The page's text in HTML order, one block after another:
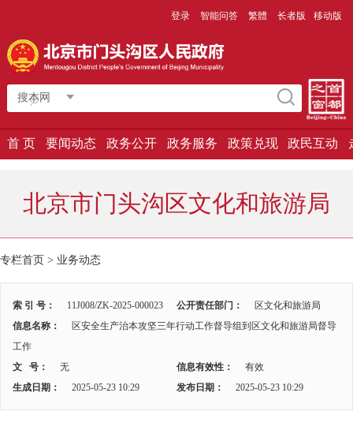
登录 智能问答 繁體 长者版 移动版
搜本网
首 页 要闻动态 政务公开 政务服务 政策兑现 政民互动
北京市门头沟区文化和旅游局
专栏首页 > 业务动态
索 引 号： 11J008/ZK-2025-000023 公开责任部门：
区文化和旅游局
信息名称：
区安全生产治本攻坚三年行动工作督导组到区文化和旅游局督导
工作
文 号：
无 信息有效性：
有效
生成日期：
2025-05-23 10:29 发布日期： 2025-05-23 10:29